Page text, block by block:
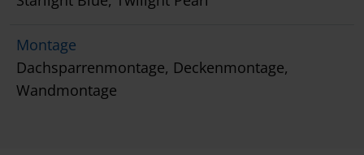
Montage
Dachsparrenmontage, Deckenmontage,
Wandmontage